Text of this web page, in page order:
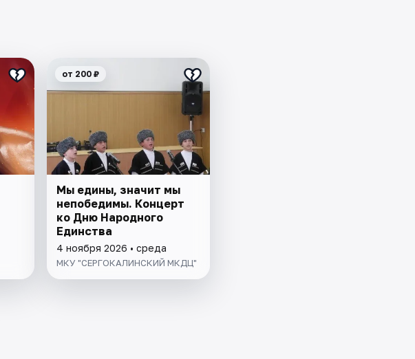
от 200 ₽
Мы едины, значит мы
непобедимы. Концерт
ко Дню Народного
Единства
4 ноября 2026 • среда
МКУ "СЕРГОКАЛИНСКИЙ МКДЦ"